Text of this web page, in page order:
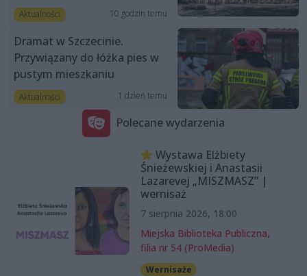
Aktualności 10 godzin temu
Dramat w Szczecinie.
Przywiązany do łóżka pies w
pustym mieszkaniu
Aktualności 1 dzień temu
Polecane wydarzenia
Wystawa Elżbiety
Śnieżewskiej i Anastasii
Lazarevej „MISZMASZ” |
wernisaż
7 sierpnia 2026, 18:00
Miejska Biblioteka Publiczna,
filia nr 54 (ProMedia)
Wernisaże